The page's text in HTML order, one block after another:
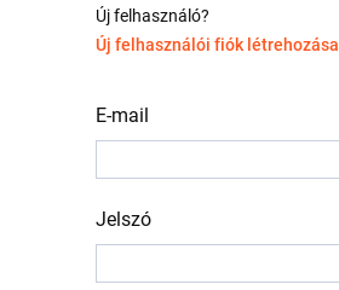
Új felhasználó?
Új felhasználói fiók létrehozása
E-mail
Jelszó